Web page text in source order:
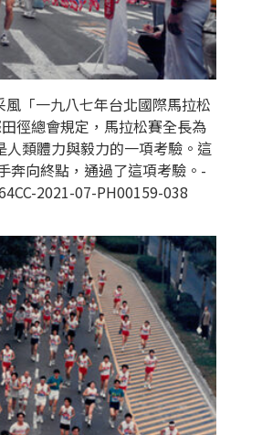
風「一九八七年台北國際馬拉松
徑總會規定，馬拉松賽全長為
人類體力與毅力的一項考驗。這
奔向終點，通過了這項考驗。-
2021-07-PH00159-038